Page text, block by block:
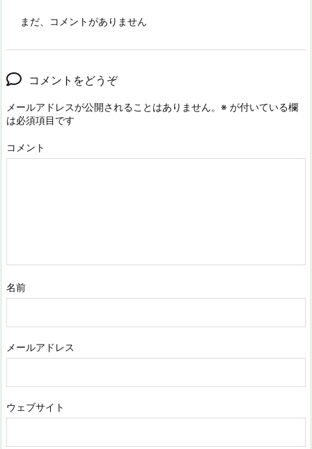
まだ、コメントがありません
コメントをどうぞ
メールアドレスが公開されることはありません。 ※ が付いている欄
は必須項目です
コメント
名前
メールアドレス
ウェブサイト